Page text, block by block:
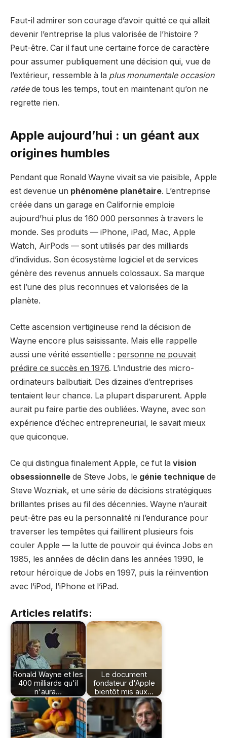
Faut-il admirer son courage d’avoir quitté ce qui allait
devenir l’entreprise la plus valorisée de l’histoire ?
Peut-être. Car il faut une certaine force de caractère
pour assumer publiquement une décision qui, vue de
l’extérieur, ressemble à la plus monumentale occasion
ratéede tous les temps, tout en maintenant qu’on ne
regrette rien.
Apple aujourd’hui : un géant aux
origines humbles
Pendant que Ronald Wayne vivait sa vie paisible, Apple
est devenue un phénomène planétaire. L’entreprise
créée dans un garage en Californie emploie
aujourd’hui plus de 160 000 personnes à travers le
monde. Ses produits — iPhone, iPad, Mac, Apple
Watch, AirPods — sont utilisés par des milliards
d’individus. Son écosystème logiciel et de services
génère des revenus annuels colossaux. Sa marque
est l’une des plus reconnues et valorisées de la
planète.
Cette ascension vertigineuse rend la décision de
Wayne encore plus saisissante. Mais elle rappelle
aussi une vérité essentielle : personne ne pouvait
prédire ce succès en 1976. L’industrie des micro-
ordinateurs balbutiait. Des dizaines d’entreprises
tentaient leur chance. La plupart disparurent. Apple
aurait pu faire partie des oubliées. Wayne, avec son
expérience d’échec entrepreneurial, le savait mieux
que quiconque.
Ce qui distingua finalement Apple, ce fut la vision
obsessionnelle de Steve Jobs, le génie technique de
Steve Wozniak, et une série de décisions stratégiques
brillantes prises au fil des décennies. Wayne n’aurait
peut-être pas eu la personnalité ni l’endurance pour
traverser les tempêtes qui faillirent plusieurs fois
couler Apple — la lutte de pouvoir qui évinca Jobs en
1985, les années de déclin dans les années 1990, le
retour héroïque de Jobs en 1997, puis la réinvention
avec l’iPod, l’iPhone et l’iPad.
Articles relatifs:
Ronald Wayne et les
400 milliards qu'il
n'aura…
Le document
fondateur d'Apple
bientôt mis aux…